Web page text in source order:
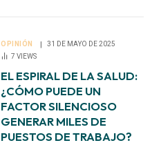
OPINIÓN
31 DE MAYO DE 2025
7VIEWS
EL ESPIRAL DE LA SALUD:
¿CÓMO PUEDE UN
FACTOR SILENCIOSO
GENERAR MILES DE
PUESTOS DE TRABAJO?